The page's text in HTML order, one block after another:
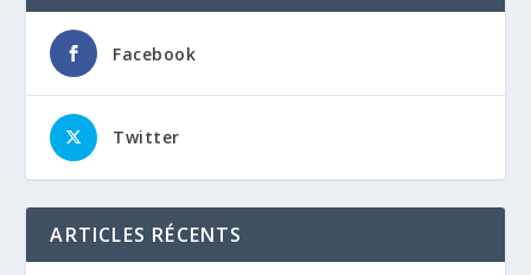
Facebook
Twitter
ARTICLES RÉCENTS